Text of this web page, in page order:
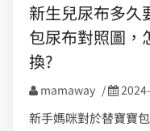
新生兒尿布多久
包尿布對照圖，
換?
mamaway /
新手媽咪對於替寶寶